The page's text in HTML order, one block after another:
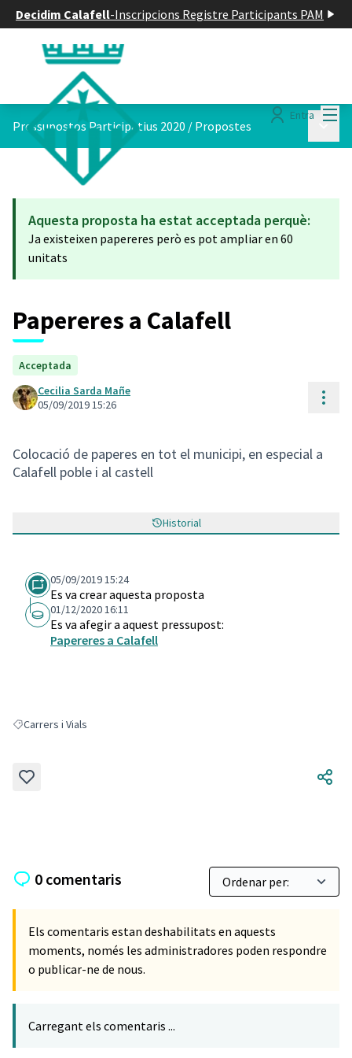
Decidim Calafell-Inscripcions Registre Participants PAM
Entra
Pressupostos Participatius 2020 / Propostes
Aquesta proposta ha estat acceptada perquè:
Ja existeixen papereres però es pot ampliar en 60
unitats
Papereres a Calafell
Acceptada
Cecilia Sarda Mañe
05/09/2019 15:26
Colocació de paperes en tot el municipi, en especial a
Calafell poble i al castell
Historial
05/09/2019 15:24
Es va crear aquesta proposta
01/12/2020 16:11
Es va afegir a aquest pressupost:
Papereres a Calafell
Resultats en filtrar per: Carrers i Vials
Carrers i Vials
0 comentaris
Els comentaris estan deshabilitats en aquests
moments, només les administradores poden respondre
o publicar-ne de nous.
Carregant els comentaris ...